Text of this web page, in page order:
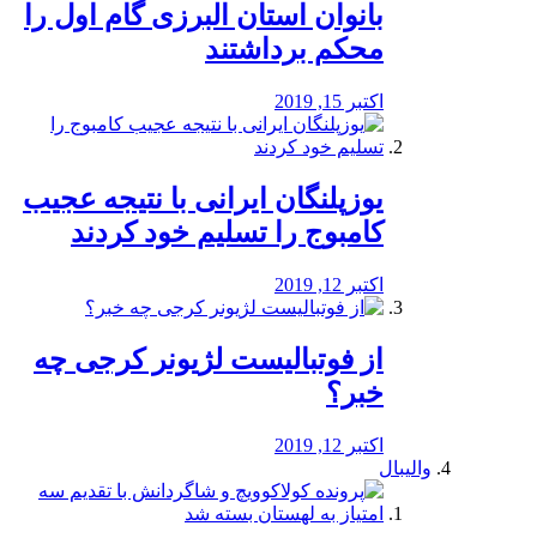
بانوان استان البرزی گام اول را
محكم برداشتند
اکتبر 15, 2019
یوزپلنگان ایرانی با نتیجه عجیب
کامبوج را تسلیم خود کردند
اکتبر 12, 2019
از فوتبالیست لژیونر کرجی چه
خبر؟
اکتبر 12, 2019
والیبال